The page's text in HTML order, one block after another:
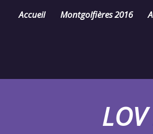
Accueil Montgolfières 2016